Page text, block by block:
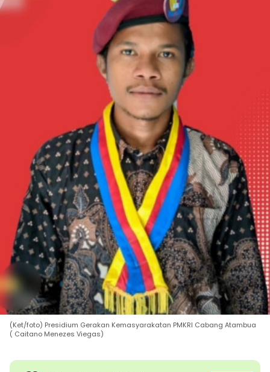
(Ket/foto) Presidium Gerakan Kemasyarakatan PMKRI Cabang Atambua
( Caitano Menezes Viegas)